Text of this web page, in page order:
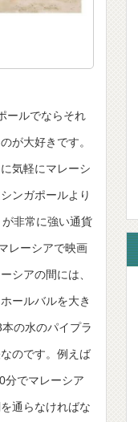
ールでならそれ
が大好きです。
気軽にマレーシ
ンガポールより
非常に強い通貨
レーシアで映画
シアの間には、
ールバルを大き
の水のパイプラ
のです。例えば
分でマレーシア
通らなければな